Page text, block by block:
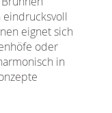
eignet sich
oder
in